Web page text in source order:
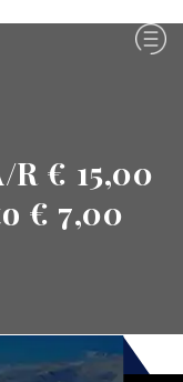
€ 15,00
€ 7,00